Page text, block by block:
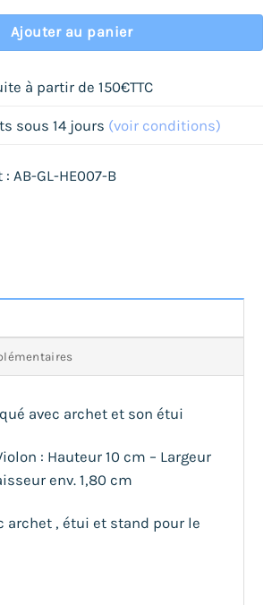
Ajouter au panier
à partir de 150€TTC
sous 14 jours (voir conditions)
AB-GL-HE007-B
avec archet et son étui
: Hauteur 10 cm – Largeur
env. 1,80 cm
archet , étui et stand pour le